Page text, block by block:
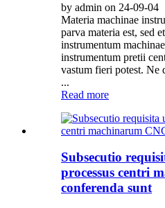
by admin on 24-09-04
Materia machinae
parva materia est, sed
instrumentum
instrumentum pretii
vastum fieri potest. Ne
...
Read more
Subsecutio
processus centri
conferenda sunt